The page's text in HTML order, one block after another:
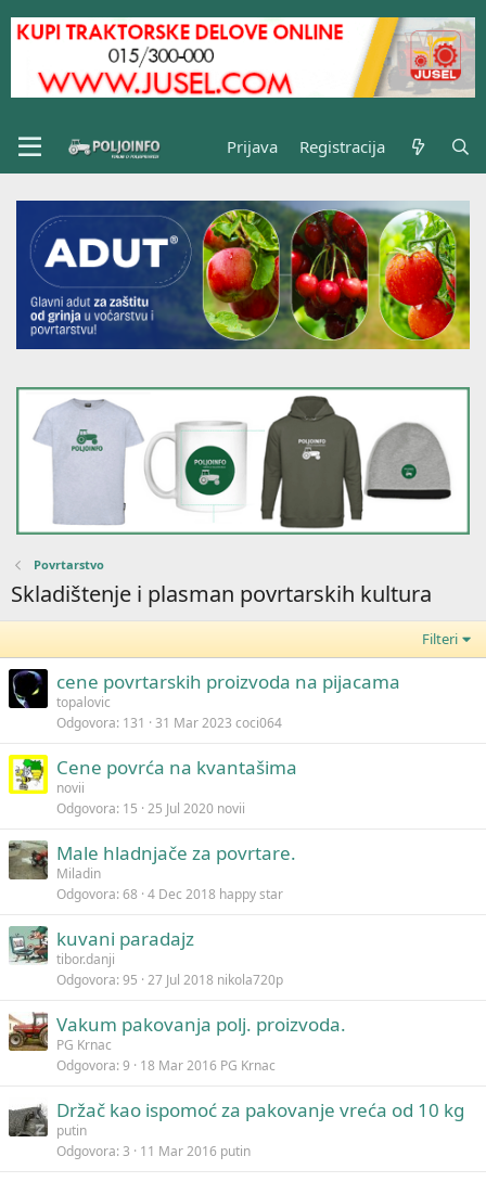
Prijava Registracija
Povrtarstvo
Skladištenje i plasman povrtarskih kultura
Filteri
cene povrtarskih proizvoda na pijacama
topalovic
Odgovora 131 31 Mar 2023 coci064
Cene povrća na kvantašima
novii
Odgovora 15 25 Jul 2020 novii
Male hladnjače za povrtare.
Miladin
Odgovora 68 4 Dec 2018 happy star
kuvani paradajz
tibor.danji
Odgovora 95 27 Jul 2018 nikola720p
Vakum pakovanja polj. proizvoda.
PG Krnac
Odgovora 9 18 Mar 2016 PG Krnac
Držač kao ispomoć za pakovanje vreća od 10 kg
putin
Odgovora 3 11 Mar 2016 putin